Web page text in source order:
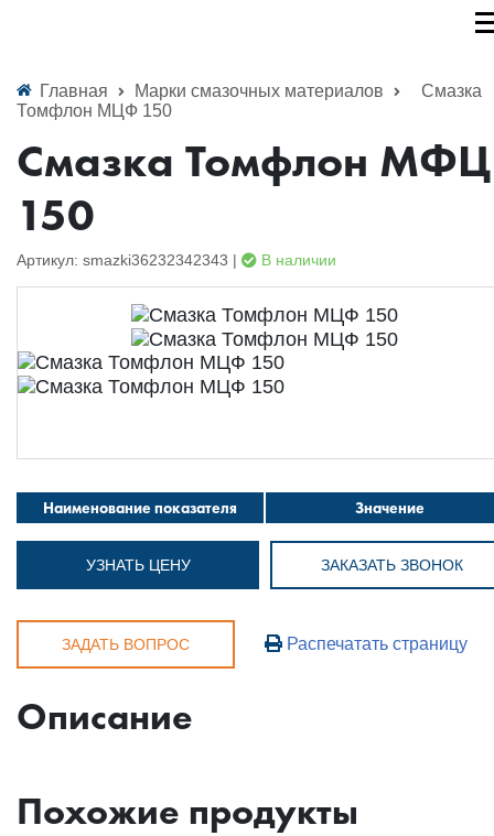
Главная Марки смазочных материалов
Смазка
Томфлон МЦФ 150
Смазка Томфлон МФЦ
150
Артикул: smazki36232342343 | В наличии
Наименование показателя Значение
УЗНАТЬ ЦЕНУ ЗАКАЗАТЬ ЗВОНОК
ЗАДАТЬ ВОПРОС Распечатать страницу
Описание
Похожие продукты